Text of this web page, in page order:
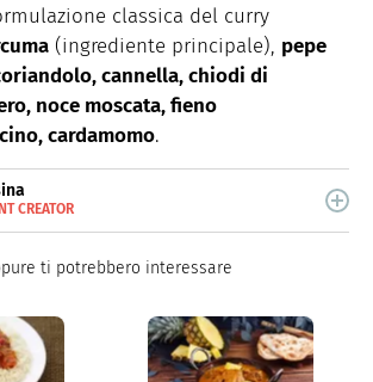
classica del curry
(ingrediente principale), pepe
cannella, chiodi di
noce moscata, fieno
cardamomo.
CREATOR
e food content creator su tutte le
ti potrebbero interessare